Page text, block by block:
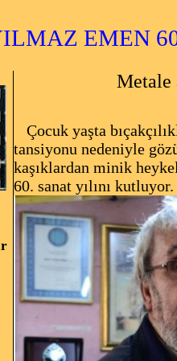
EMEN
Metale
Çocuk yaşta
tansiyonu nedeniyle
kaşıklardan minik
60. sanat yılını kutluyor.